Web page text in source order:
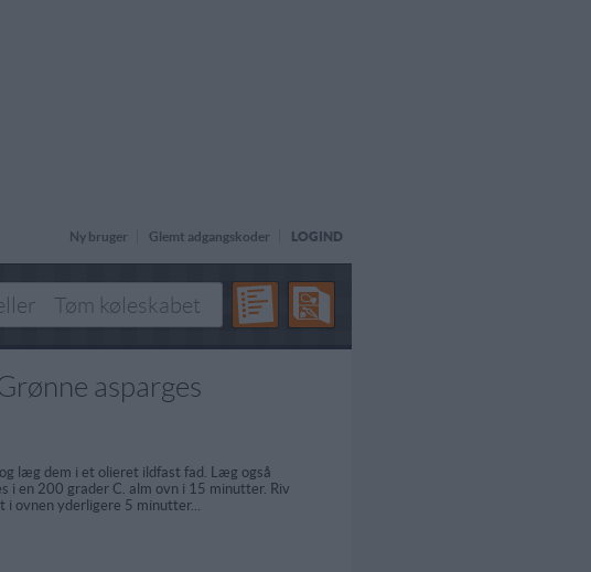
Ny bruger Glemt adgangskoder LOGIND
asparges
læg dem i et olieret ildfast fad. Læg også
i en 200 grader C. alm ovn i 15 minutter. Riv
ovnen yderligere 5 minutter...